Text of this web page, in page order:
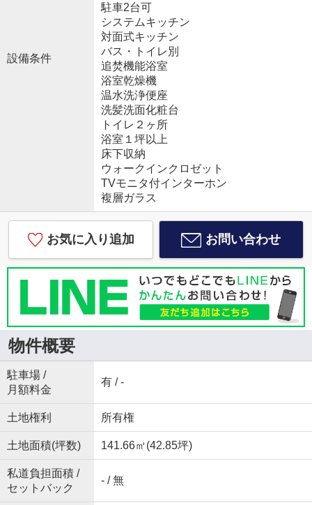
設備条件
駐車2台可
システムキッチン
対面式キッチン
バス・トイレ別
追焚機能浴室
浴室乾燥機
温水洗浄便座
洗髪洗面化粧台
トイレ２ヶ所
浴室１坪以上
床下収納
ウォークインクロゼット
TVモニタ付インターホン
複層ガラス
お気に入り追加 お問い合わせ
物件概要
駐車場 /
月額料金
有 / -
土地権利 所有権
土地面積(坪数) 141.66㎡(42.85坪)
私道負担面積 /
セットバック
- / 無